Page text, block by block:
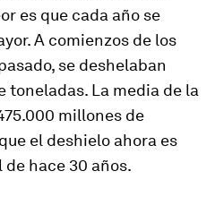
es que cada año se
A comienzos de los
se deshelaban
toneladas. La media de la
millones de
el deshielo ahora es
de hace 30 años.